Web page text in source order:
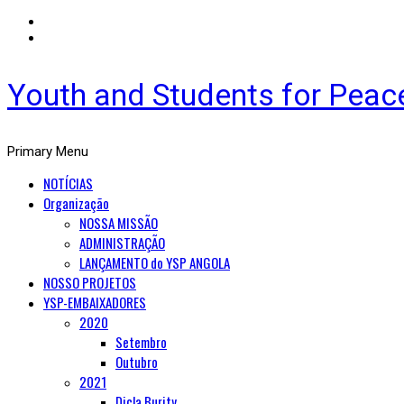
Youth and Students for
Primary Menu
NOTÍCIAS
Organização
NOSSA MISSÃO
ADMINISTRAÇÃO
LANÇAMENTO do YSP ANGOLA
NOSSO PROJETOS
YSP-EMBAIXADORES
2020
Setembro
Outubro
2021